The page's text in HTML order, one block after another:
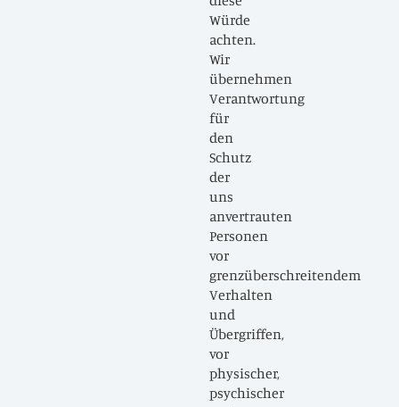
Würde
achten.
Wir
übernehmen
Verantwortung
für
den
Schutz
der
uns
anvertrauten
Personen
vor
grenzüberschreitendem
Verhalten
und
Übergriffen,
vor
physischer,
psychischer